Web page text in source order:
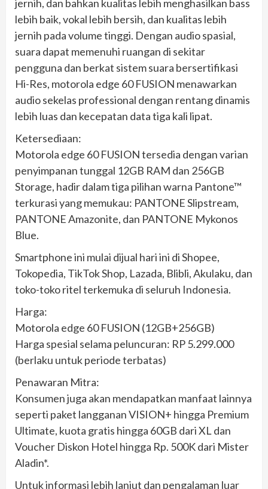
jernih, dan bahkan kualitas lebih menghasilkan bass
lebih baik, vokal lebih bersih, dan kualitas lebih
jernih pada volume tinggi. Dengan audio spasial,
suara dapat memenuhi ruangan di sekitar
pengguna dan berkat sistem suara bersertifikasi
Hi-Res, motorola edge 60 FUSION menawarkan
audio sekelas professional dengan rentang dinamis
lebih luas dan kecepatan data tiga kali lipat.
Ketersediaan:
Motorola edge 60 FUSION tersedia dengan varian
penyimpanan tunggal 12GB RAM dan 256GB
Storage, hadir dalam tiga pilihan warna Pantone™
terkurasi yang memukau: PANTONE Slipstream,
PANTONE Amazonite, dan PANTONE Mykonos
Blue.
Smartphone ini mulai dijual hari ini di Shopee,
Tokopedia, TikTok Shop, Lazada, Blibli, Akulaku, dan
toko-toko ritel terkemuka di seluruh Indonesia.
Harga:
Motorola edge 60 FUSION (12GB+256GB)
Harga spesial selama peluncuran: RP 5.299.000
(berlaku untuk periode terbatas)
Penawaran Mitra:
Konsumen juga akan mendapatkan manfaat lainnya
seperti paket langganan VISION+ hingga Premium
Ultimate, kuota gratis hingga 60GB dari XL dan
Voucher Diskon Hotel hingga Rp. 500K dari Mister
Aladin*.
Untuk informasi lebih lanjut dan pengalaman luar